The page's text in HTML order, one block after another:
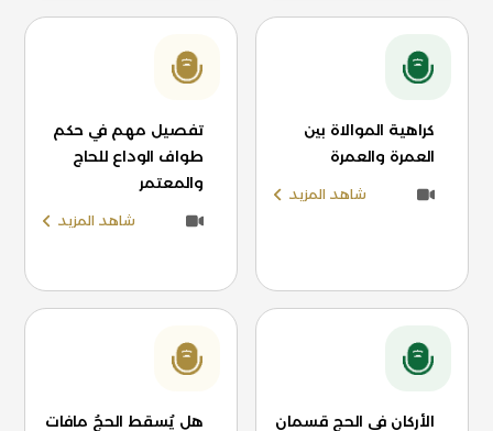
كراهية الموالاة بين
العمرة والعمرة
شاهد المزيد
تفصيل مهم في حكم
طواف الوداع للحاج
والمعتمر
شاهد المزيد
الأركان في الحج قسمان هل يُسقط الحجُ مافات